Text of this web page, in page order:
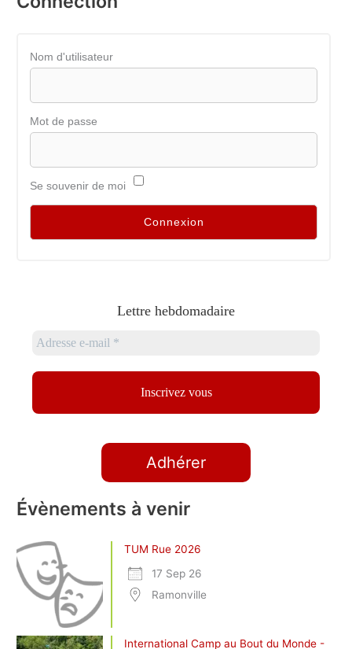
Nom d'utilisateur
Mot de passe
Se souvenir de moi
Lettre hebdomadaire
Adhérer
Évènements à venir
TUM Rue 2026
17 Sep 26
Ramonville
International Camp au Bout du Monde -